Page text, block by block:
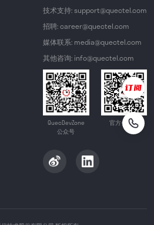
技术支持: support@quectel.com
招聘: career@quectel.com
媒体联系: media@quectel.com
其他咨询: info@quectel.com
QuecDevZone
公众号
官方公众号